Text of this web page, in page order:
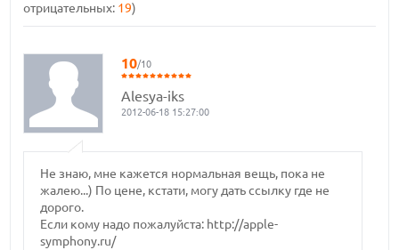
отрицательных: 19)
10/10
Alesya-iks
2012-06-18 15:27:00
Не знаю, мне кажется нормальная вещь, пока не
жалею...) По цене, кстати, могу дать ссылку где не
дорого.
Если кому надо пожалуйста: http://apple-
symphony.ru/